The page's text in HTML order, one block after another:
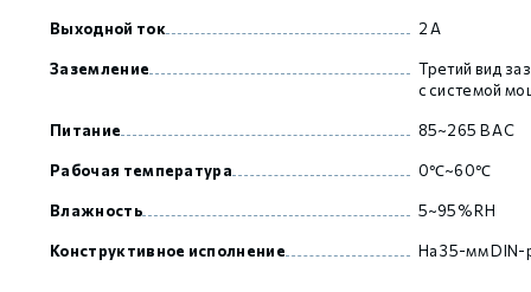
Выходной ток 2 А
Заземление
Третий вид
с системой
Питание 85~265 В AC
Рабочая температура 0℃~60℃
Влажность 5~95% RH
Конструктивное исполнение На 35-мм DIN-
GCAN